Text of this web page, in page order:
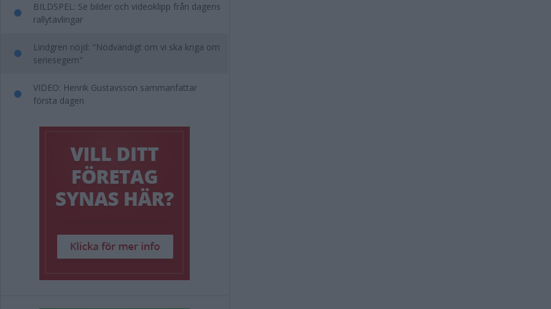
BILDSPEL: Se bilder och videoklipp från dagens
rallytävlingar
Lindgren nöjd: "Nödvändigt om vi ska kriga om
seriesegern"
VIDEO: Henrik Gustavsson sammanfattar
första dagen